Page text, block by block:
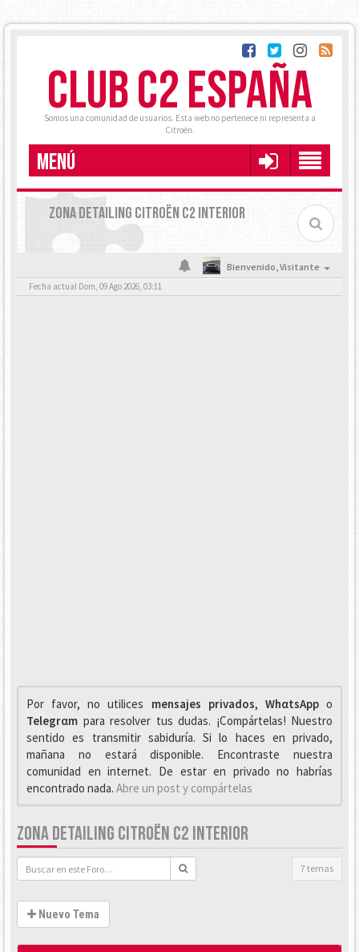
CLUB C2 ESPAÑA
Somos una comunidad de usuarios. Esta web no pertenece ni representa a
Citroën.
MENÚ
ZONA DETAILING CITROËN C2 INTERIOR
Bienvenido,Visitante
Fecha actual Dom, 09 Ago 2026, 03:11
Por favor, no utilices mensajes privados, WhαtsAppo
Telegrαm para resolver tus dudas. ¡Compártelas! Nuestro
sentido es transmitir sabiduría. Si lo haces en privado,
mañana no estará disponible. Encontraste nuestra
comunidad en internet. De estar en privado no habrías
encontrado nada. Abre un post y compártelas
ZONA DETAILING CITROËN C2 INTERIOR
7 temas
Nuevo Tema